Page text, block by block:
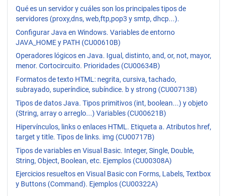
Qué es un servidor y cuáles son los principales tipos de
servidores (proxy,dns, web,ftp,pop3 y smtp, dhcp...).
Configurar Java en Windows. Variables de entorno
JAVA_HOME y PATH (CU00610B)
Operadores lógicos en Java. Igual, distinto, and, or, not, mayor,
menor. Cortocircuito. Prioridades (CU00634B)
Formatos de texto HTML: negrita, cursiva, tachado,
subrayado, superíndice, subíndice. b y strong (CU00713B)
Tipos de datos Java. Tipos primitivos (int, boolean...) y objeto
(String, array o arreglo...) Variables (CU00621B)
Hipervínculos, links o enlaces HTML. Etiqueta a. Atributos href,
target y title. Tipos de links. img (CU00717B)
Tipos de variables en Visual Basic. Integer, Single, Double,
String, Object, Boolean, etc. Ejemplos (CU00308A)
Ejercicios resueltos en Visual Basic con Forms, Labels, Textbox
y Buttons (Command). Ejemplos (CU00322A)